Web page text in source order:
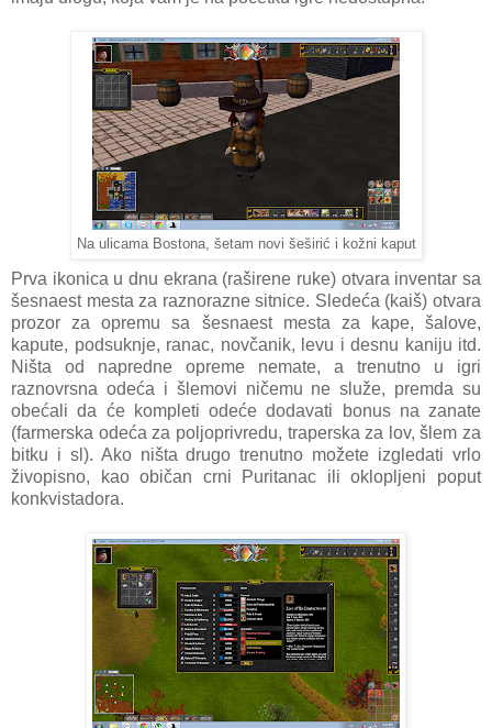
Na ulicama Bostona, šetam novi šeširić i kožni kaput
Prva ikonica u dnu ekrana (raširene ruke) otvara inventar sa
šesnaest mesta za raznorazne sitnice. Sledeća (kaiš) otvara
prozor za opremu sa šesnaest mesta za kape, šalove,
kapute, podsuknje, ranac, novčanik, levu i desnu kaniju itd.
Ništa od napredne opreme nemate, a trenutno u igri
raznovrsna odeća i šlemovi ničemu ne služe, premda su
obećali da će kompleti odeće dodavati bonus na zanate
(farmerska odeća za poljoprivredu, traperska za lov, šlem za
bitku i sl). Ako ništa drugo trenutno možete izgledati vrlo
živopisno, kao običan crni Puritanac ili oklopljeni poput
konkvistadora.